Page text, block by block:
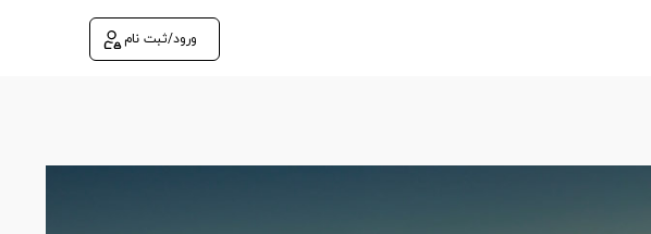
ورود/ثبت نام